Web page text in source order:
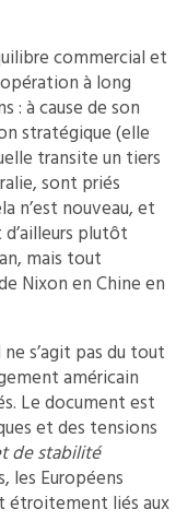
commercial et
à long
: à cause de son
stratégique (elle
transite un tiers
sont priés
n’est nouveau, et
plutôt
mais tout
Nixon en Chine en
s’agit pas du tout
américain
Le document est
et des tensions
de stabilité
les Européens
étroitement liés aux